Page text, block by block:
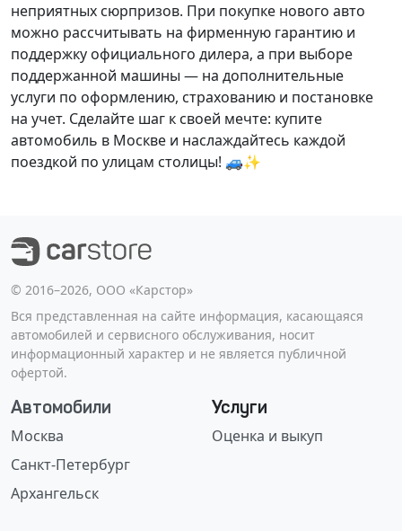
неприятных сюрпризов. При покупке нового авто
можно рассчитывать на фирменную гарантию и
поддержку официального дилера, а при выборе
поддержанной машины — на дополнительные
услуги по оформлению, страхованию и постановке
на учет. Сделайте шаг к своей мечте: купите
автомобиль в Москве и наслаждайтесь каждой
поездкой по улицам столицы! 🚙✨
©️ 2016–2026, ООО «Карстор»
Вся представленная на сайте информация, касающаяся
автомобилей и сервисного обслуживания, носит
информационный характер и не является публичной
офертой.
Автомобили
Москва
Санкт-Петербург
Архангельск
Услуги
Оценка и выкуп